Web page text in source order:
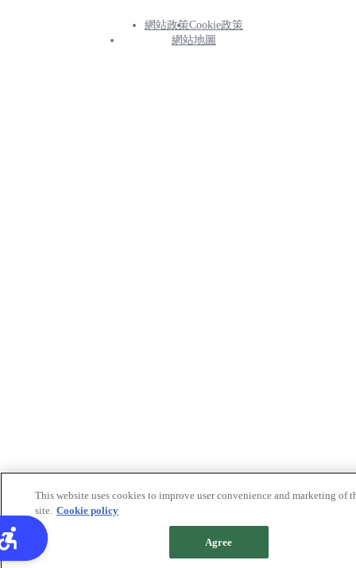
Footer
網站政策Cookie政策
網站地圖
This website uses cookies to improve user convenience and marketing of
site. Cookie policy
Agree